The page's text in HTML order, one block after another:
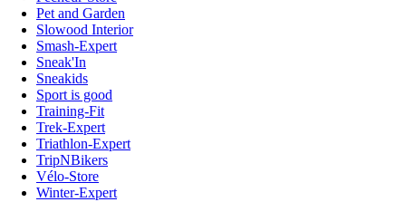
Pet and Garden
Slowood Interior
Smash-Expert
Sneak'In
Sneakids
Sport is good
Training-Fit
Trek-Expert
Triathlon-Expert
TripNBikers
Vélo-Store
Winter-Expert